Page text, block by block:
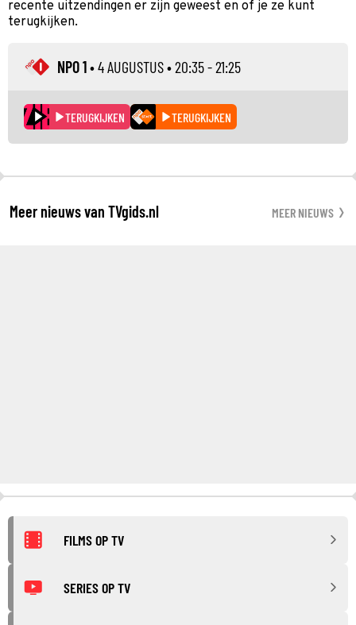
recente uitzendingen er zijn geweest en of je ze kunt
terugkijken.
NPO 1•4 AUGUSTUS• 20:35 - 21:25
TERUGKIJKEN TERUGKIJKEN
Meer nieuws van TVgids.nl MEER NIEUWS
FILMS OP TV
SERIES OP TV